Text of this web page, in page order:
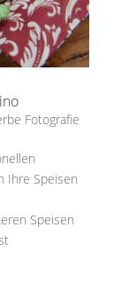
Fotografie
Ihre Speisen
Speisen